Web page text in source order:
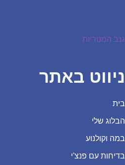
ניווט
הפוסט
גנב המטריות
ניווט באתר
בית
הבלוג שלי
במה וקולנוע
בדיחות עם פנצ'י